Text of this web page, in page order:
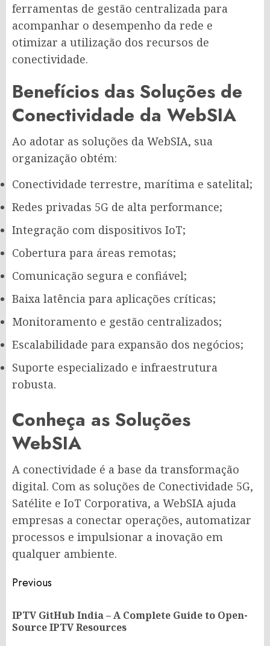
ferramentas de gestão centralizada para
acompanhar o desempenho da rede e
otimizar a utilização dos recursos de
conectividade.
Benefícios das Soluções de
Conectividade da WebSIA
Ao adotar as soluções da WebSIA, sua
organização obtém:
Conectividade terrestre, marítima e satelital;
Redes privadas 5G de alta performance;
Integração com dispositivos IoT;
Cobertura para áreas remotas;
Comunicação segura e confiável;
Baixa latência para aplicações críticas;
Monitoramento e gestão centralizados;
Escalabilidade para expansão dos negócios;
Suporte especializado e infraestrutura
robusta.
Conheça as Soluções
WebSIA
A conectividade é a base da transformação
digital. Com as soluções de Conectividade 5G,
Satélite e IoT Corporativa, a WebSIA ajuda
empresas a conectar operações, automatizar
processos e impulsionar a inovação em
qualquer ambiente.
Post
navigation
Previous
IPTV GitHub India – A Complete Guide to Open-
Source IPTV Resources